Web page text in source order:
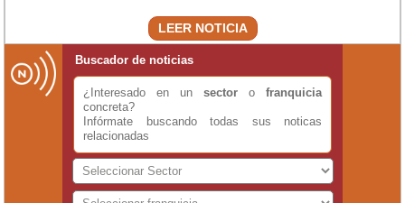
LEER NOTICIA
Buscador de noticias
¿Interesado en un sector o franquicia
concreta?
Infórmate buscando todas sus noticas
relacionadas